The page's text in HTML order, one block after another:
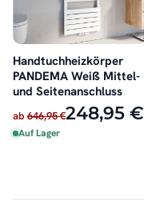
Handtuchheizkörper
PANDEMA Weiß Mittel-
und Seitenanschluss
ab 646,95 €248,95 €
Auf Lager